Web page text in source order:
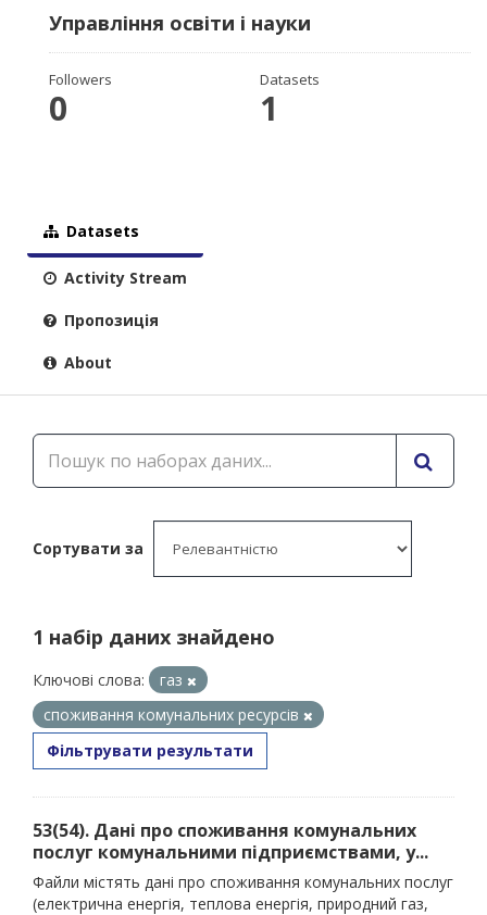
Управління освіти і науки
Followers
0
Datasets
1
Datasets
Activity Stream
Пропозиція
About
Сортувати за
1 набір даних знайдено
Ключові слова:
газ
споживання комунальних ресурсів
Фільтрувати результати
53(54). Дані про споживання комунальних
послуг комунальними підприємствами, у...
Файли містять дані про споживання комунальних послуг
(електрична енергія, теплова енергія, природний газ,